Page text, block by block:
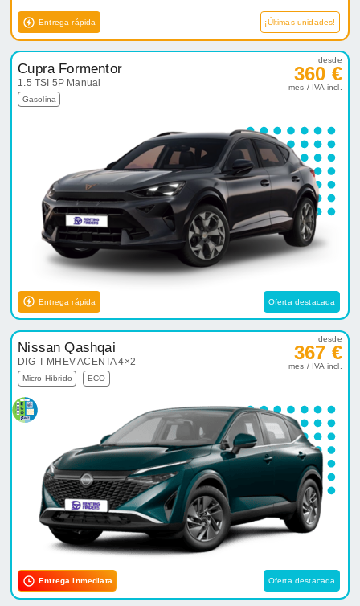
Entrega rápida ¡Últimas unidades!
Cupra Formentor
1.5 TSI 5P Manual
Gasolina
desde
360 €
mes / IVA incl.
Entrega rápida Oferta destacada
Nissan Qashqai
DIG-T MHEV ACENTA 4×2
Micro-Híbrido ECO
desde
367 €
mes / IVA incl.
Entrega inmediata Oferta destacada